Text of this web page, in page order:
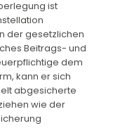
ist
der gesetzlichen
Beitrags- und
dem
kann er sich
abgesicherte
wie der